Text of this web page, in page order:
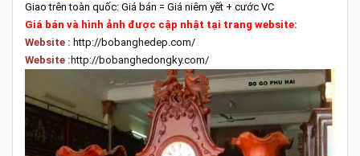
Giao trên toàn quốc: Giá bán = Giá niêm yết + cước VC
Giá bán và hình ảnh được cập nhật tại trang website:
Website : http://bobanghedep.com/
Website : http://bobanghedongky.com/